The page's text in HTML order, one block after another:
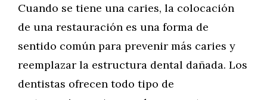
Cuando se tiene una caries, la colocación
de una restauración es una forma de
sentido común para prevenir más caries y
reemplazar la estructura dental dañada. Los
dentistas ofrecen todo tipo de